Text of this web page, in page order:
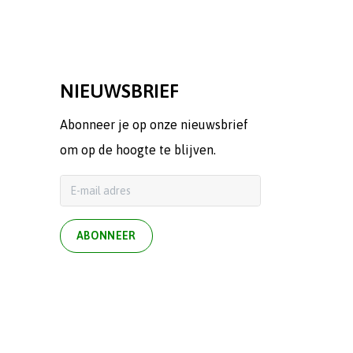
NIEUWSBRIEF
Abonneer je op onze nieuwsbrief
om op de hoogte te blijven.
ABONNEER